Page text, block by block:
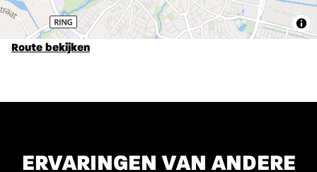
Route bekijken
ERVARINGEN VAN ANDERE